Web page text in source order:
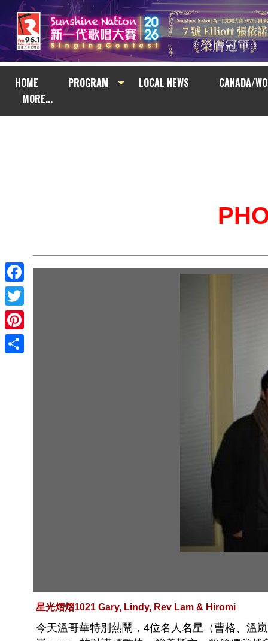
HOME PROGRAM LOCAL NEWS
CANADA/
MORE...
Facebook
Twitter
Pinterest
星光熠熠1021 Gary, Lindy, Rev Lam & Hiromi
今天溫哥華特別熱鬧，4位名人名星（曹格、溫